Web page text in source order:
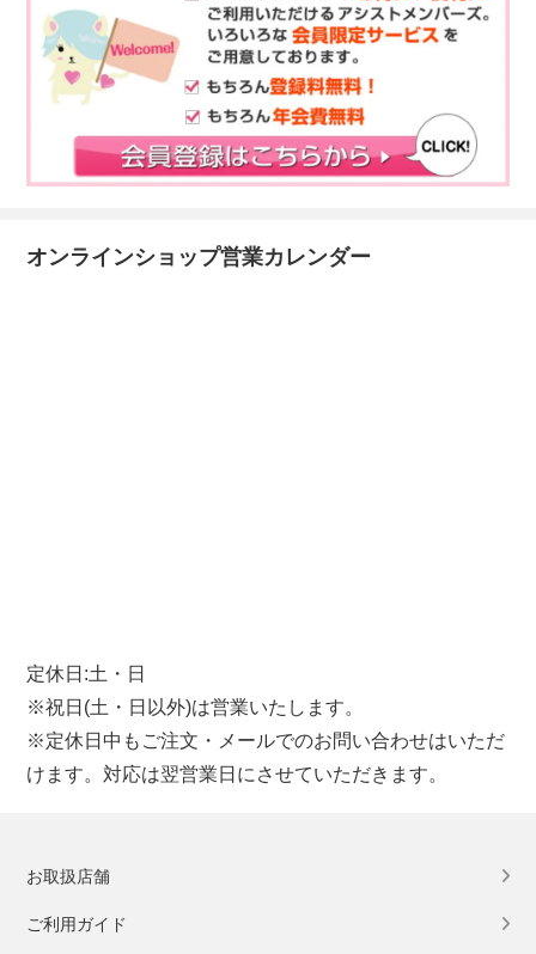
オンラインショップ営業カレンダー
定休日:土・日
※祝日(土・日以外)は営業いたします。
※定休日中もご注文・メールでのお問い合わせはいただ
けます。対応は翌営業日にさせていただきます。
お取扱店舗
ご利用ガイド